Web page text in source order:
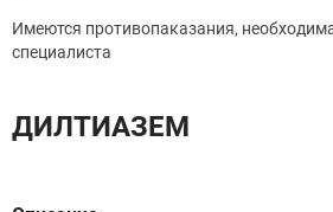
Имеются противопаказания,
специалиста
ДИЛТИАЗЕМ